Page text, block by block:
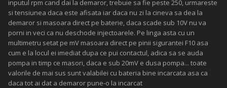
inputul rpm cand dai la demaror, trebuie sa fie peste 250, urmareste
si tensiunea daca este afisata iar daca nu zi la cineva sa dea la
demaror si masoara direct pe baterie, daca scade sub 10V nu va
porni in veci ca nu deschode injectoarele. Pe linga asta cu un
multimetru setat pe mV masoara direct pe pinii sigurantei F10 asa
cum e la locul ei imediat dupa ce pui contactul, adica sa se auda
pompa in timp ce masori, daca e sub 20mV e dusa pompa... toate
valorile de mai sus sunt valabilei cu bateria bine incarcata asa ca
daca tot ai dat a demaror pune-o la incarcat